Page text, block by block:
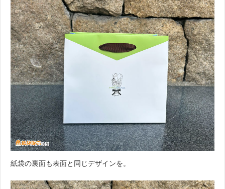
紙袋の裏面も表面と同じデザインを。